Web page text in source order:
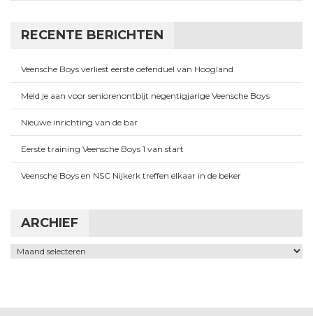
RECENTE BERICHTEN
Veensche Boys verliest eerste oefenduel van Hoogland
Meld je aan voor seniorenontbijt negentigjarige Veensche Boys
Nieuwe inrichting van de bar
Eerste training Veensche Boys 1 van start
Veensche Boys en NSC Nijkerk treffen elkaar in de beker
ARCHIEF
Archief